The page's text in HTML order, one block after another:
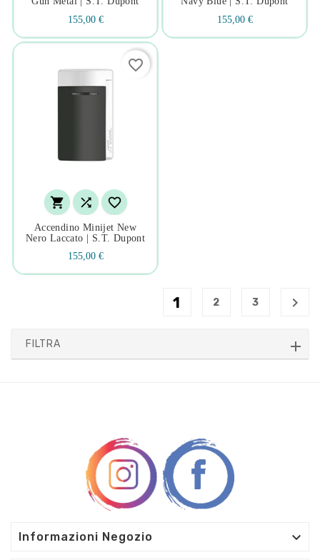
155,00 €
155,00 €
  
Accendino Minijet New
Nero Laccato | S.t. Dupont
155,00 €
favorite_border
1 2 3 
FILTRA
Informazioni Negozio 